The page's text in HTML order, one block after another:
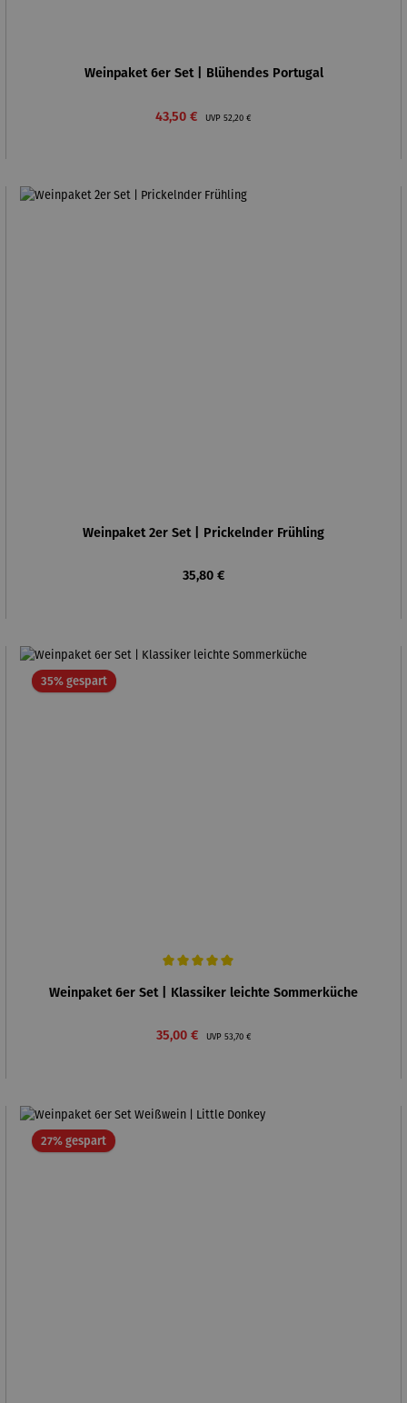
Weinpaket 6er Set | Blühendes Portugal
Verkaufspreis:
43,50 € UVP Regulärer Preis:
52,20 €
Weinpaket 2er Set | Prickelnder Frühling
Regulärer Preis:
35,80 €
35% gespartRabatt
Weinpaket 6er Set | Klassiker leichte Sommerküche
Verkaufspreis:
35,00 € UVP Regulärer Preis:
53,70 €
27% gespartRabatt